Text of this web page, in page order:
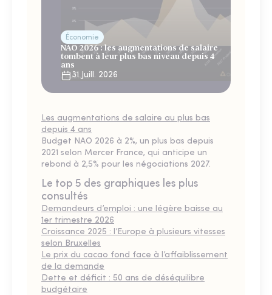
Économie
NAO 2026 : les augmentations de salaire
tombent à leur plus bas niveau depuis 4
ans
31 Juill. 2026
Les augmentations de salaire au plus bas
depuis 4 ans
Budget NAO 2026 à 2%, un plus bas depuis
2021 selon Mercer France, qui anticipe un
rebond à 2,5% pour les négociations 2027.
Le top 5 des graphiques les plus
consultés
Demandeurs d’emploi : une légère baisse au
1er trimestre 2026
Croissance 2025 : l’Europe à plusieurs vitesses
selon Bruxelles
Le prix du cacao fond face à l’affaiblissement
de la demande
Dette et déficit : 50 ans de déséquilibre
budgétaire